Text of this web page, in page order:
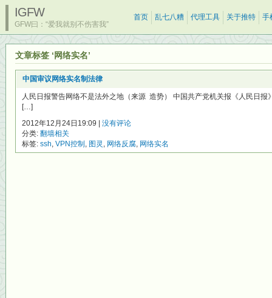
IGFW
GFW曰：“爱我就别不伤害我”
首页 乱七八糟 代理工具 关于推特 手
文章标签 ‘网络实名’
中国审议网络实名制法律
人民日报警告网络不是法外之地（来源 造势） 中国共产党机关报《人民日
[…]
2012年12月24日19:09 | 没有评论
分类: 翻墙相关
标签: ssh, VPN控制 , 图灵 , 网络反腐, 网络实名